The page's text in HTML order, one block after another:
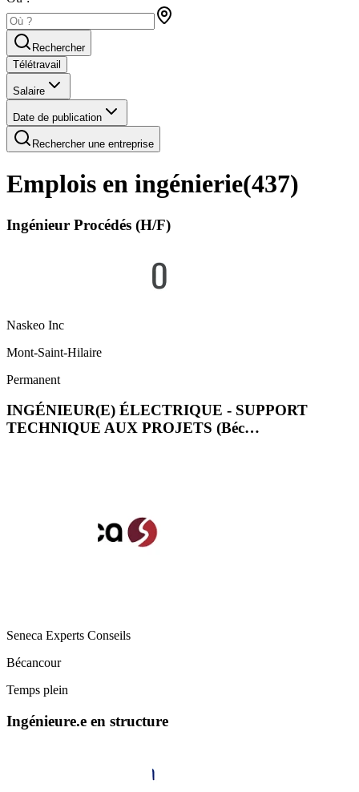
Rechercher
Télétravail
Salaire
Date de publication
Rechercher une entreprise
Emplois en ingénierie(437)
Ingénieur Procédés (H/F)
Naskeo Inc
Mont-Saint-Hilaire
Permanent
INGÉNIEUR(E) ÉLECTRIQUE - SUPPORT
TECHNIQUE AUX PROJETS (Béc…
Seneca Experts Conseils
Bécancour
Temps plein
Ingénieure.e en structure